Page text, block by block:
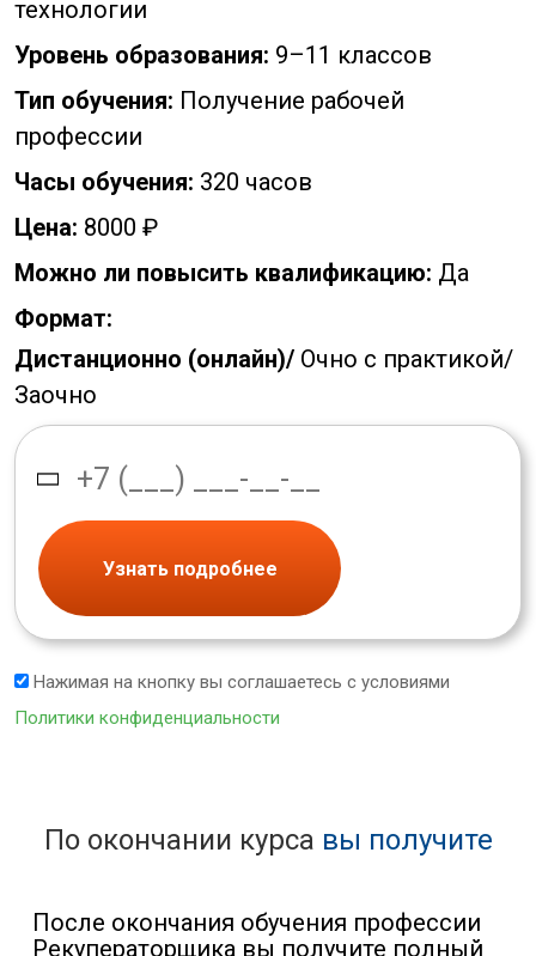
технологии
Уровень образования: 9–11 классов
Тип обучения: Получение рабочей
профессии
Часы обучения: 320 часов
Цена: 8000 ₽
Можно ли повысить квалификацию: Да
Формат:
Дистанционно (онлайн)/ Очно с практикой/
Заочно
Узнать подробнее
Нажимая на кнопку вы соглашаетесь с условиями
Политики конфиденциальности
По окончании курса вы получите
После окончания обучения профессии
Рекуператорщика вы получите полный